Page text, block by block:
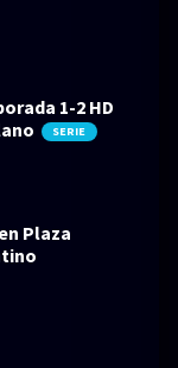
1-2 HD
SERIE
Plaza